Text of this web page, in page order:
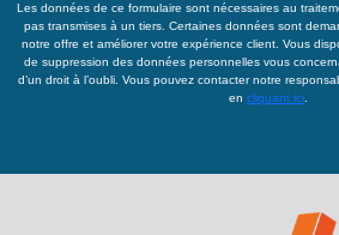
Les données de ce formulaire sont nécessaires au
pas transmises à un tiers. Certaines données sont
notre offre et améliorer votre expérience client. Vous
de suppression des données personnelles vous
d’un droit à l’oubli. Vous pouvez contacter notre
en cliquant ici.